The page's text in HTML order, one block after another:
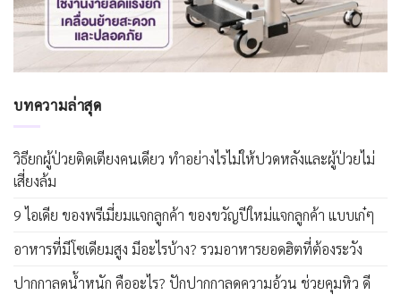
บทความล่าสุด
วิธียกผู้ป่วยติดเตียงคนเดียว ทำอย่างไรไม่ให้ปวดหลังและผู้ป่วยไม่
เสี่ยงล้ม
9 ไอเดีย ของพรีเมี่ยมแจกลูกค้า ของขวัญปีใหม่แจกลูกค้า แบบเก๋ๆ
อาหารที่มีโซเดียมสูง มีอะไรบ้าง? รวมอาหารยอดฮิตที่ต้องระวัง
ปากกาลดน้ำหนัก คืออะไร? ปักปากกาลดความอ้วน ช่วยคุมหิว ดี